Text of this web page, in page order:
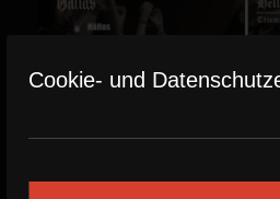
Cookie- und